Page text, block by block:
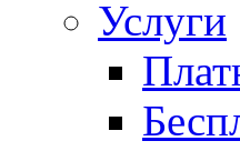
Услуги